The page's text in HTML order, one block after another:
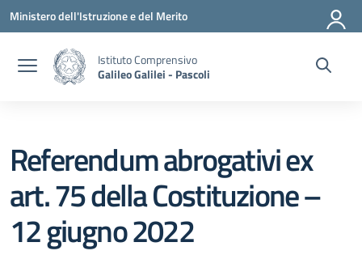
Vai ai contenuti
Vai al menu di navigazione
Vai al footer
Ministero dell'Istruzione e del Merito
Istituto Comprensivo
Galileo Galilei - Pascoli
Referendum abrogativi ex
art. 75 della Costituzione –
12 giugno 2022